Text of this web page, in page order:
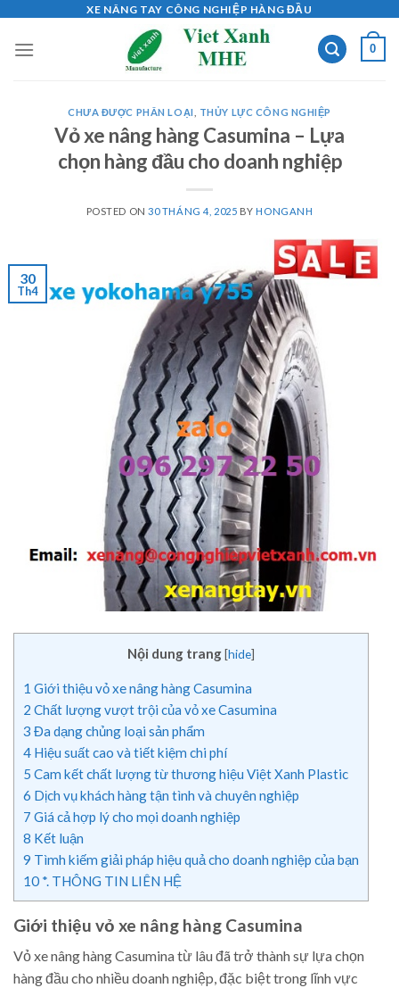
content
XE NÂNG TAY CÔNG NGHIỆP HÀNG ĐẦU
0
CHƯA ĐƯỢC PHÂN LOẠI THỦY LỰC CÔNG NGHIỆP
Vỏ xe nâng hàng Casumina – Lựa
chọn hàng đầu cho doanh nghiệp
POSTED ON30 THÁNG 4, 2025 BYHONGANH
30
Th4
Nội dung trang[hide]
1 Giới thiệu vỏ xe nâng hàng Casumina
2 Chất lượng vượt trội của vỏ xe Casumina
3 Đa dạng chủng loại sản phẩm
4 Hiệu suất cao và tiết kiệm chi phí
5 Cam kết chất lượng từ thương hiệu Việt Xanh Plastic
6 Dịch vụ khách hàng tận tình và chuyên nghiệp
7 Giá cả hợp lý cho mọi doanh nghiệp
8 Kết luận
9 Tìmh kiếm giải pháp hiệu quả cho doanh nghiệp của bạn
10 *. THÔNG TIN LIÊN HỆ
Giới thiệu vỏ xe nâng hàng Casumina
Vỏ xe nâng hàng Casumina từ lâu đã trở thành sự lựa chọn
hàng đầu cho nhiều doanh nghiệp, đặc biệt trong lĩnh vực